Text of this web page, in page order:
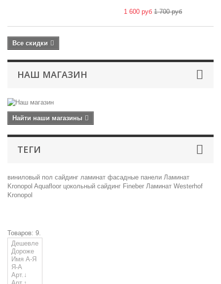
1 600 руб 1 700 руб
Все скидки
НАШ МАГАЗИН
Найти наши магазины
ТЕГИ
виниловый пол сайдинг ламинат фасадные панели Ламинат
Kronopol Aquafloor цокольный сайдинг Fineber Ламинат Westerhof
Kronopol
Товаров: 9.